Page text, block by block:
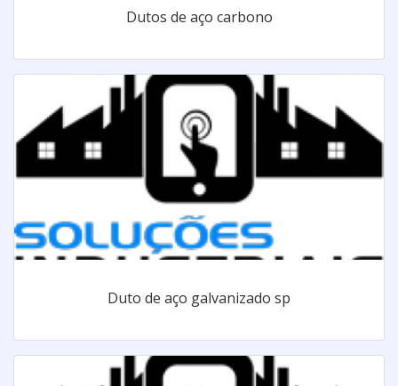
Dutos de aço carbono
Duto de aço galvanizado sp